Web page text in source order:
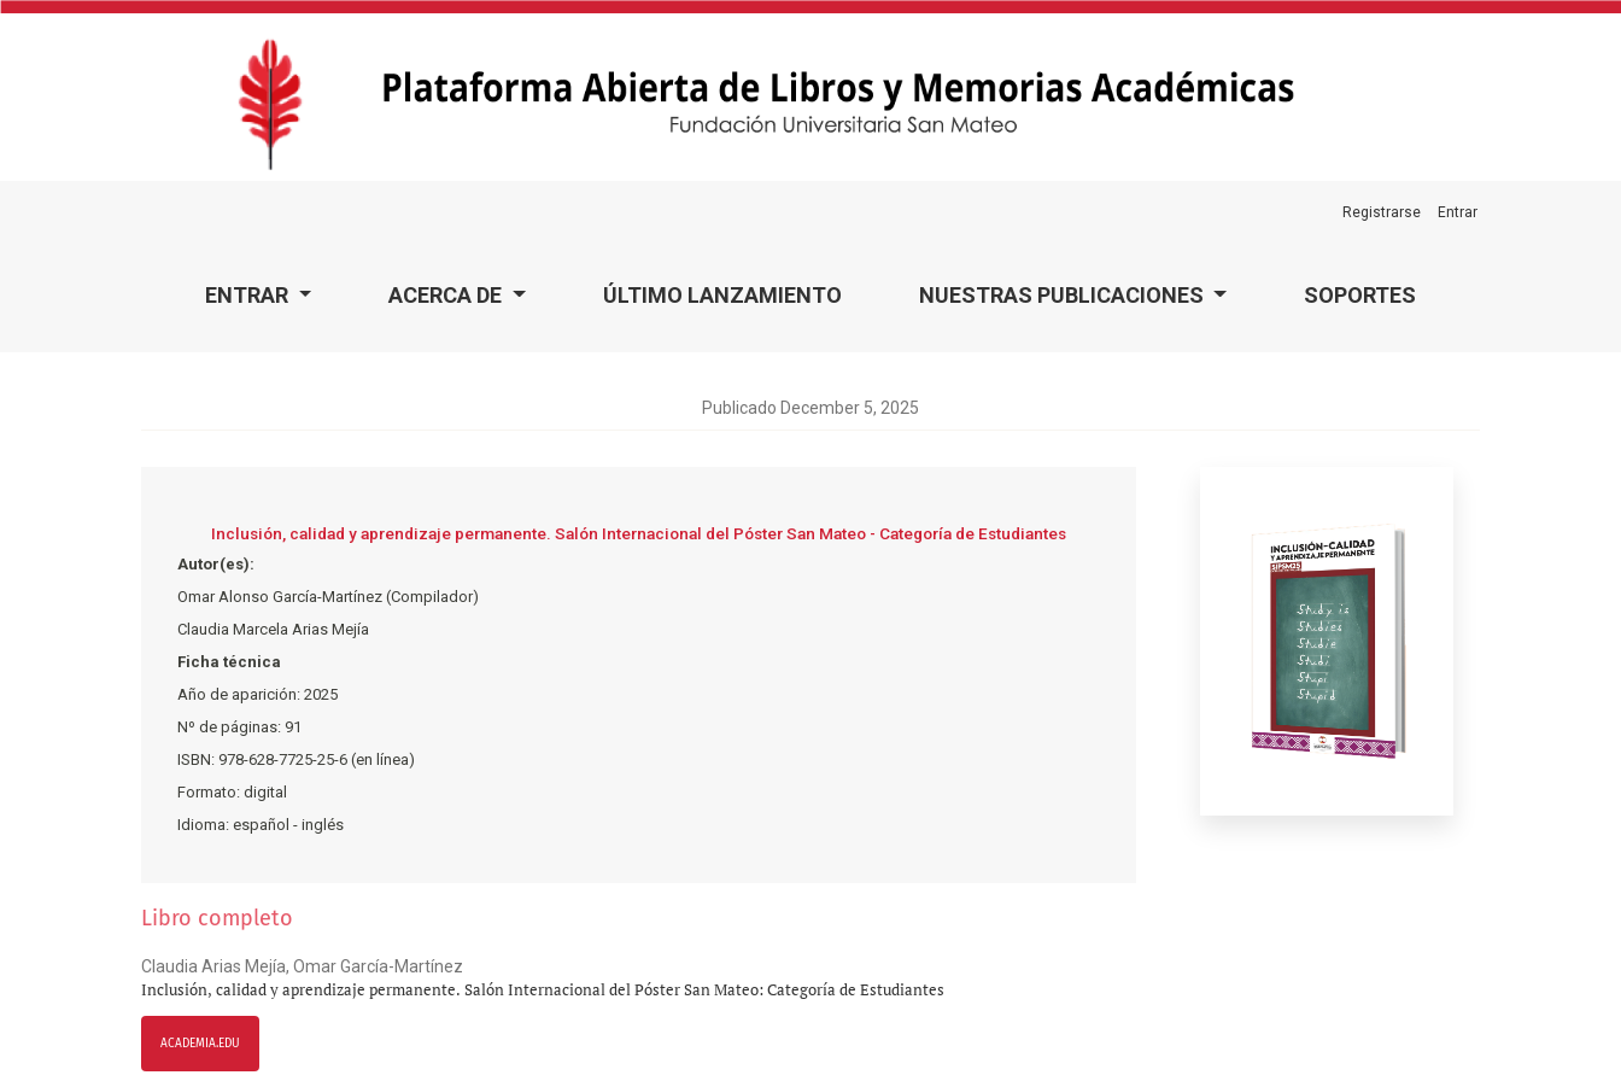
ENTRAR ACERCA DE ÚLTIMO LANZAMIENTO NUESTRAS PUBLICACIONES SOPORTES
Registrarse Entrar
Publicado December 5, 2025
Inclusión, calidad y aprendizaje permanente. Salón Internacional del Póster San Mateo - Categoría de Estudiantes
Autor(es):
Omar Alonso García-Martínez (Compilador)
Claudia Marcela Arias Mejía
Ficha técnica
Año de aparición: 2025
Nº de páginas: 91
ISBN: 978-628-7725-25-6 (en línea)
Formato: digital
Idioma: español - inglés
Libro completo
Claudia Arias Mejía, Omar García-Martínez
Inclusión, calidad y aprendizaje permanente. Salón Internacional del Póster San Mateo: Categoría de Estudiantes
ACADEMIA.EDU